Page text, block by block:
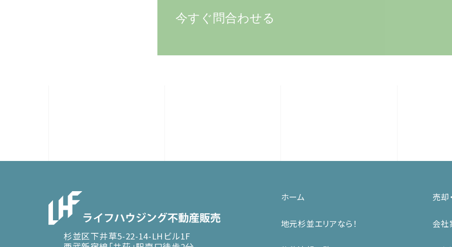
今すぐ問合わせる
杉並区下井草5-22-14-LHビル1F
ホーム
地元杉並エリアなら！
売却
会社